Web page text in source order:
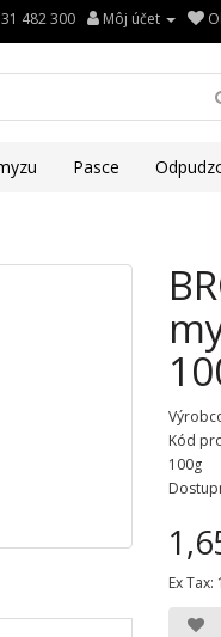
482 300 Môj účet
Pasce
Kód
100g
Ex Tax: